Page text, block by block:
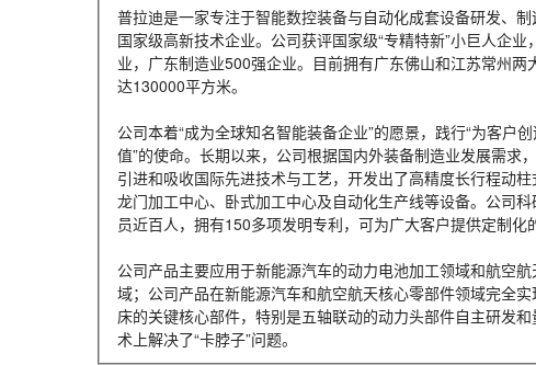
普拉迪是一家专注于智能数控装备与自动化成套设备研发、
国家级高新技术企业。公司获评国家级“专精特新”小巨人企
业，广东制造业500强企业。目前拥有广东佛山和江苏常州两
达130000平方米。
公司本着“成为全球知名智能装备企业”的愿景，践行“为客户
值”的使命。长期以来，公司根据国内外装备制造业发展需求
引进和吸收国际先进技术与工艺，开发出了高精度长行程动
龙门加工中心、卧式加工中心及自动化生产线等设备。公司
员近百人，拥有150多项发明专利，可为广大客户提供定制化
公司产品主要应用于新能源汽车的动力电池加工领域和航空
域；公司产品在新能源汽车和航空航天核心零部件领域完全
床的关键核心部件，特别是五轴联动的动力头部件自主研发
术上解决了“卡脖子”问题。